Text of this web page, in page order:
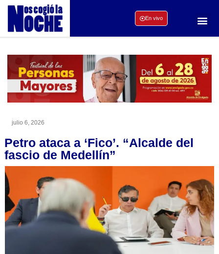
En vivo
julio 6, 2026
Petro ataca a ‘Fico’. “Alcalde del
fascio de Medellín”